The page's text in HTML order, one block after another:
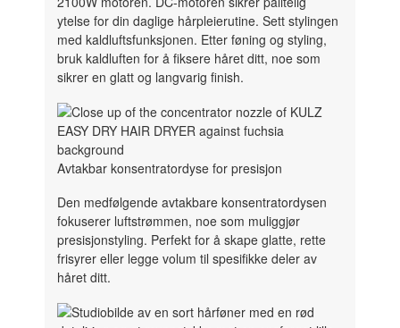
ytelse for din daglige hårpleierutine. Sett stylingen
med kaldluftsfunksjonen. Etter føning og styling,
bruk kaldluften for å fiksere håret ditt, noe som
sikrer en glatt og langvarig finish.
Avtakbar konsentratordyse for presisjon
Den medfølgende avtakbare konsentratordysen
fokuserer luftstrømmen, noe som muliggjør
presisjonstyling. Perfekt for å skape glatte, rette
frisyrer eller legge volum til spesifikke deler av
håret ditt.